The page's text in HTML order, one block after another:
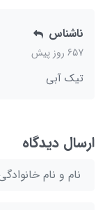
ناشناس
657 روز پیش
تیک آبی
ارسال دیدگاه